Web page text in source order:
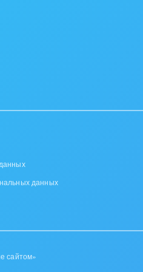
ограничений по времени.
по ссылке:
данных
сайтом»